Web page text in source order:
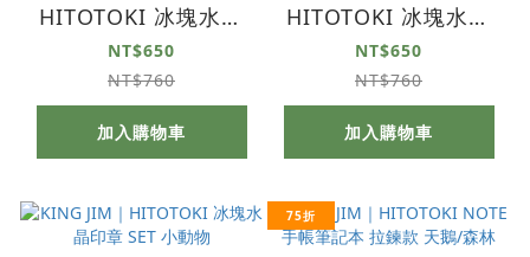
HITOTOKI 冰塊水晶
印章 SET 甜點
NT$650
NT$760
加入購物車
HITOTOKI 冰塊水晶
印章 SET 貓咪
NT$650
NT$760
加入購物車
75折